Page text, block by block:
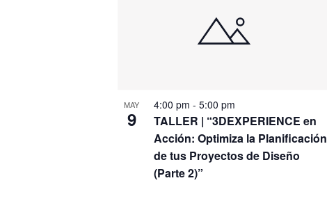
MAY
9
4:00 pm - 5:00 pm
TALLER | “3DEXPERIENCE en
Acción: Optimiza la Planificación
de tus Proyectos de Diseño
(Parte 2)”